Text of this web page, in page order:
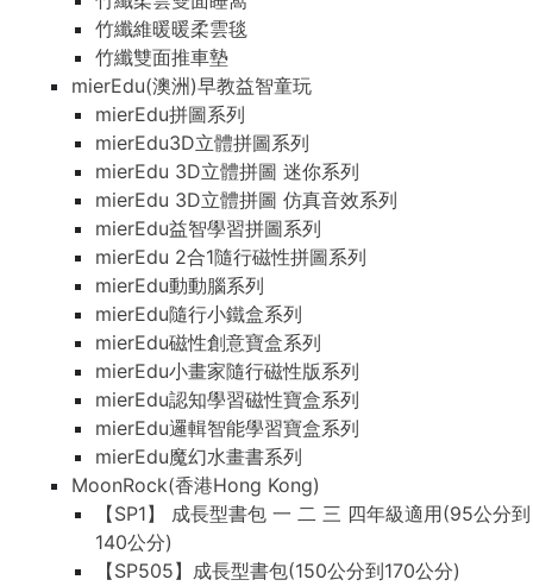
竹纖維暖暖柔雲毯
竹纖雙面推車墊
mierEdu(澳洲)早教益智童玩
mierEdu拼圖系列
mierEdu3D立體拼圖系列
mierEdu 3D立體拼圖 迷你系列
mierEdu 3D立體拼圖 仿真音效系列
mierEdu益智學習拼圖系列
mierEdu 2合1隨行磁性拼圖系列
mierEdu動動腦系列
mierEdu隨行小鐵盒系列
mierEdu磁性創意寶盒系列
mierEdu小畫家隨行磁性版系列
mierEdu認知學習磁性寶盒系列
mierEdu邏輯智能學習寶盒系列
mierEdu魔幻水畫書系列
MoonRock(香港Hong Kong)
【SP1】 成長型書包 一 二 三 四年級適用(95公分到
140公分)
【SP505】成長型書包(150公分到170公分)